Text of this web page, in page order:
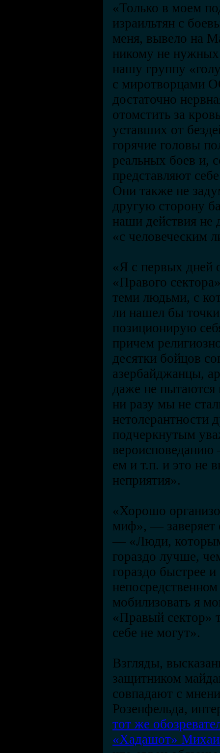
«Только в моем
израильтян с
меня, вывело на
никому не
нашу группу
с миротворцами
достаточно
отомстить за
уставших от
горячие головы
реальных боев и,
представляют
Они также не
другую сторону
наши действия
«с человеческим
«Я с первых дней
«Правого
теми людьми, с
ли нашел бы
позиционирую
причем
десятки бойцов
азербайджанцы,
даже не пытаются
ни разу мы не
нетолерантности
подчеркнутым
вероисповеданию
ем и т.п. и это не
неприятия».
«Хорошо
миф», — заверяет
— «Люди,
гораздо лучше,
гораздо быстрее
мобилизовать я
«Правый сектор»
себе не могут».
Взгляды,
защитником
совпадают с
Розенфельда,
тот же
«Хадашот»